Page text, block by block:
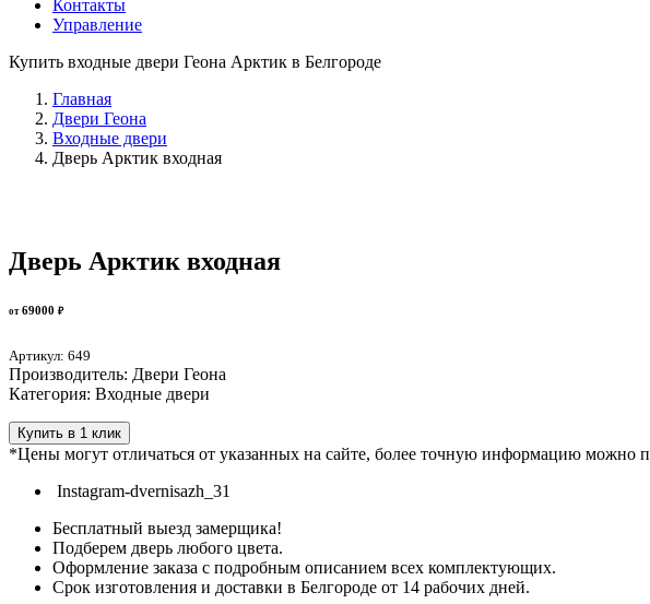
Контакты
Управление
Купить входные двери Геона Арктик в Белгороде
Главная
Двери Геона
Входные двери
Дверь Арктик входная
Дверь Арктик входная
от69000 ₽
Артикул: 649
Производитель: Двери Геона
Категория: Входные двери
Купить в 1 клик
*Цены могут отличаться от указанных на сайте, более точную информацию можно
Instagram-dvernisazh_31
Бесплатный выезд замерщика!
Подберем дверь любого цвета.
Оформление заказа с подробным описанием всех комплектующих.
Срок изготовления и доставки в Белгороде от 14 рабочих дней.